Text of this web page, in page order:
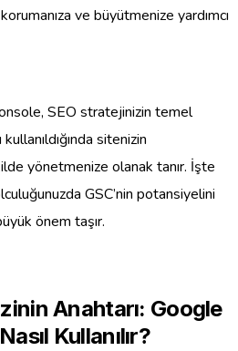
ve büyütmenize yardımcı
SEO stratejinizin temel
sitenizin
yönetmenize olanak tanır. İşte
GSC’nin potansiyelini
önem taşır.
Anahtarı: Google
Kullanılır?